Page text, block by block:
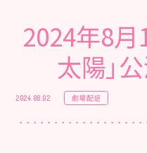
2024年8月1
太陽」
2024.08.02 劇場配信